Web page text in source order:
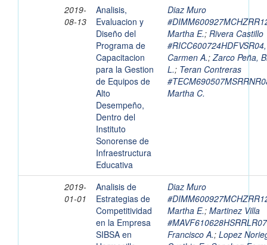
2019-
08-13
Analisis,
Evaluacion y
Diseño del
Programa de
Capacitacion
para la Gestion
de Equipos de
Alto
Desempeño,
Dentro del
Instituto
Sonorense de
Infraestructura
Educativa
Diaz Muro
Martha E.; Rivera Castillo
#RICC600724HDFVSR04,
Carmen A.;Zarco Peña,
L.; Teran Contreras
Martha C.
2019-
01-01
Analisis de
Estrategias de
Competitividad
en la Empresa
SIBSA en
Diaz Muro
Martha E.; Martinez Villa
Francisco A.; Lopez